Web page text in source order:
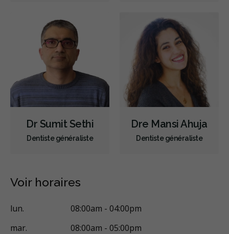
Dr Sumit Sethi
Dentiste généraliste
Dre Mansi Ahuja
Dentiste généraliste
Voir horaires
lun.
08:00am - 04:00pm
mar.
08:00am - 05:00pm